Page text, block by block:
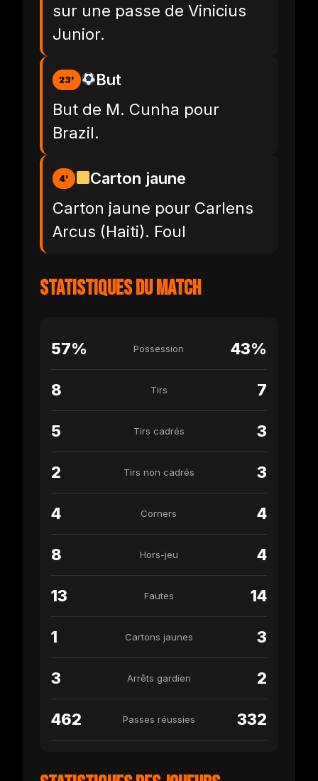
sur une passe de Vinicius
Junior.
23'
But
But de M. Cunha pour
Brazil.
4'
Carton jaune
Carton jaune pour Carlens
Arcus (Haiti). Foul
Statistiques du match
57% Possession 43%
8 Tirs 7
5 Tirs cadrés 3
2 Tirs non cadrés 3
4 Corners 4
8 Hors-jeu 4
13 Fautes 14
1 Cartons jaunes 3
3 Arrêts gardien 2
462 Passes réussies 332